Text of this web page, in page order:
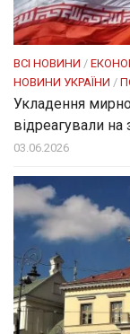
ВСІ НОВИНИ /
НОВИНИ УКРАЇНИ /
Укладення
відреагували на
03.06.2026